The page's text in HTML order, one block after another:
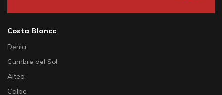
Costa Blanca
Denia
Cumbre del Sol
Altea
Calpe